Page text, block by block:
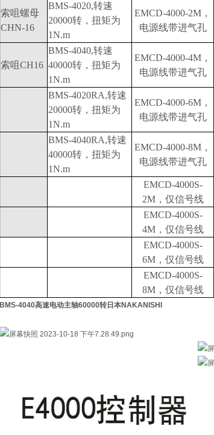
索咀螺母
CHN-16
BMS-4020,转速
20000转，扭矩为
1N.m
EMCD-4000-2M，
电源线带进气孔
索咀CH16
BMS-4040,转速
40000转，扭矩为
1N.m
EMCD-4000-4M，
电源线带进气孔
BMS-4020RA,转速
20000转，扭矩为
1N.m
EMCD-4000-6M，
电源线带进气孔
BMS-4040RA,转速
40000转，扭矩为
1N.m
EMCD-4000-8M，
电源线带进气孔
EMCD-4000S-
2M，仅信号线
EMCD-4000S-
4M，仅信号线
EMCD-4000S-
6M，仅信号线
EMCD-4000S-
8M，仅信号线
BMS-4040高速电动主轴60000转日本NAKANISHI